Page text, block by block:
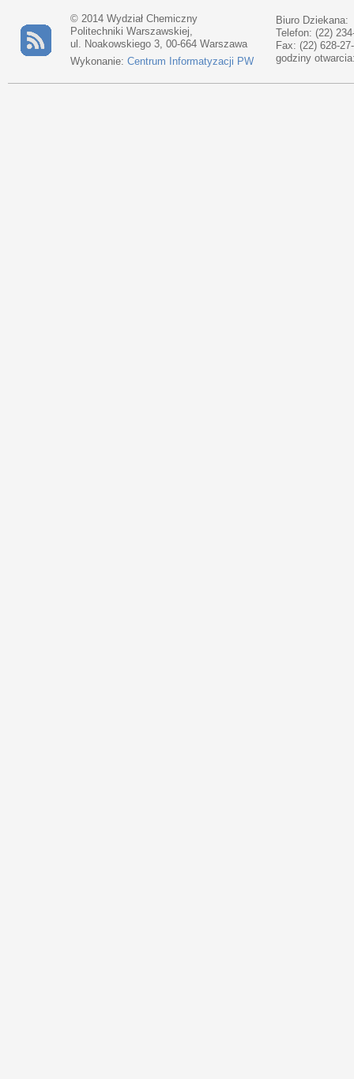
© 2014 Wydział Chemiczny
Politechniki Warszawskiej,
ul. Noakowskiego 3, 00-664 Warszawa
Wykonanie: Centrum Informatyzacji PW
Biuro Dziekana:
Telefon: (22)
Fax: (22) 628-
godziny